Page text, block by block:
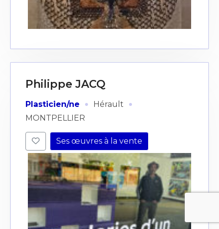
Philippe JACQ
Plasticien/ne · Hérault ·
MONTPELLIER
Ses œuvres à la vente